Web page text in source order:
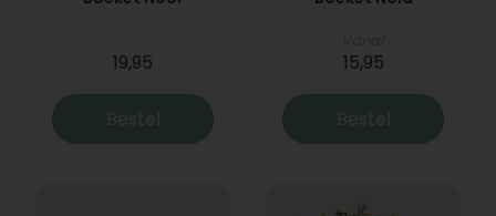
19,95
Bestel
15,95
Bestel